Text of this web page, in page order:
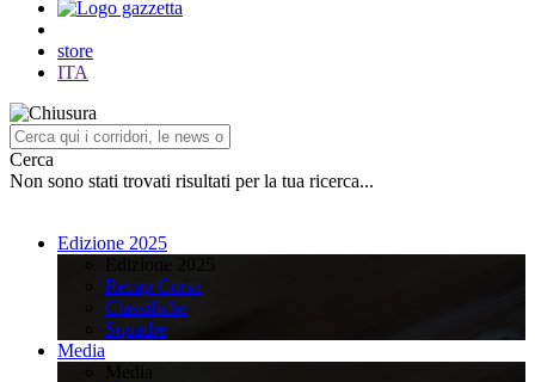
store
ITA
Cerca
Non sono stati trovati risultati per la tua ricerca...
Edizione 2025
Recap Corsa
Classifiche
Squadre
Media